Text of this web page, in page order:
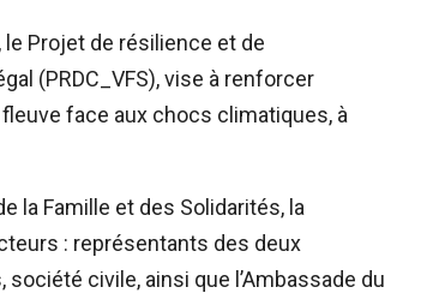
Projet de résilience et de
(PRDC_VFS), vise à renforcer
face aux chocs climatiques, à
la Famille et des Solidarités, la
: représentants des deux
civile, ainsi que l’Ambassade du